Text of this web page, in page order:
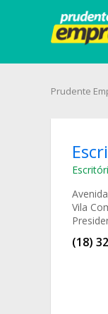
Prudente
Vila
(18)